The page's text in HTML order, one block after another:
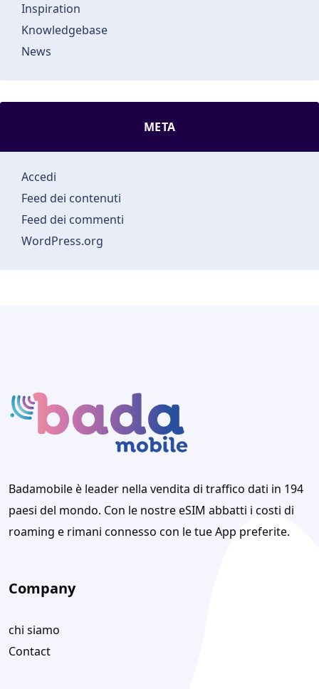
Inspiration
Knowledgebase
News
META
Accedi
Feed dei contenuti
Feed dei commenti
WordPress.org
Badamobile è leader nella vendita di traffico dati in 194
paesi del mondo. Con le nostre eSIM abbatti i costi di
roaming e rimani connesso con le tue App preferite.
Company
chi siamo
Contact